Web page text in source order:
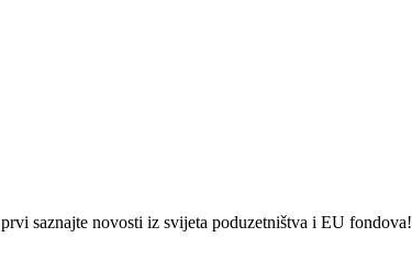
prvi saznajte novosti iz svijeta poduzetništva i EU fondova!